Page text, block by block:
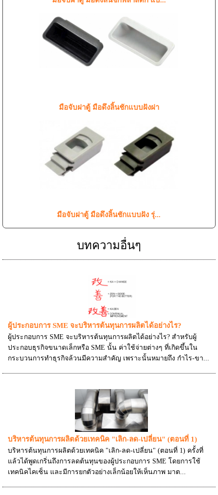
มือจับฝาตู้ มือดึงลิ้นชักแบบฝังฝา
มือจับฝาตู้ มือดึงลิ้นชักแบบฝัง รุ่...
บทความอื่นๆ
ผู้ประกอบการ SME จะบริหารต้นทุนการผลิตได้อย่างไร?
ผู้ประกอบการ SME จะบริหารต้นทุนการผลิตได้อย่างไร? สำหรับผู้
ประกอบธุรกิจขนาดเล็กหรือ SME นั้น ค่าใช้จ่ายต่างๆ ที่เกิดขึ้นใน
กระบวนการทำธุรกิจล้วนมีความสำคัญ เพราะนั้นหมายถึง กำไร-ขา...
บริหารต้นทุนการผลิตด้วยเทคนิค "เลิก-ลด-เปลี่ยน" (ตอนที่ 1)
บริหารต้นทุนการผลิตด้วยเทคนิค "เลิก-ลด-เปลี่ยน" (ตอนที่ 1) ครั้งที่
แล้วได้พูดเกริ่นถึงการลดต้นทุนของผู้ประกอบการ SME โดยการใช้
เทคนิคไคเซ็น และมีการยกตัวอย่างเล็กน้อยให้เห็นภาพ มาต...